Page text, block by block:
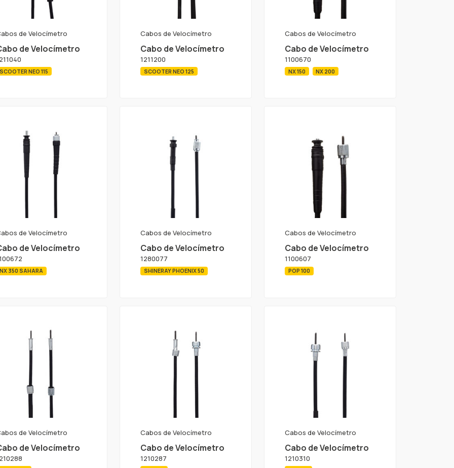
de Velocímetro
de Velocímetro
NEO 115
Cabos de Velocímetro
Cabo de Velocímetro
1211200
SCOOTER NEO 125
Cabos de Velocímetro
Cabo de Velocímetro
1100670
NX 150 NX 200
de Velocímetro
de Velocímetro
350 SAHARA
Cabos de Velocímetro
Cabo de Velocímetro
1280077
SHINERAY PHOENIX 50
Cabos de Velocímetro
Cabo de Velocímetro
1100607
POP 100
de Velocímetro
de Velocímetro
Cabos de Velocímetro
Cabo de Velocímetro
1210287
Cabos de Velocímetro
Cabo de Velocímetro
1210310